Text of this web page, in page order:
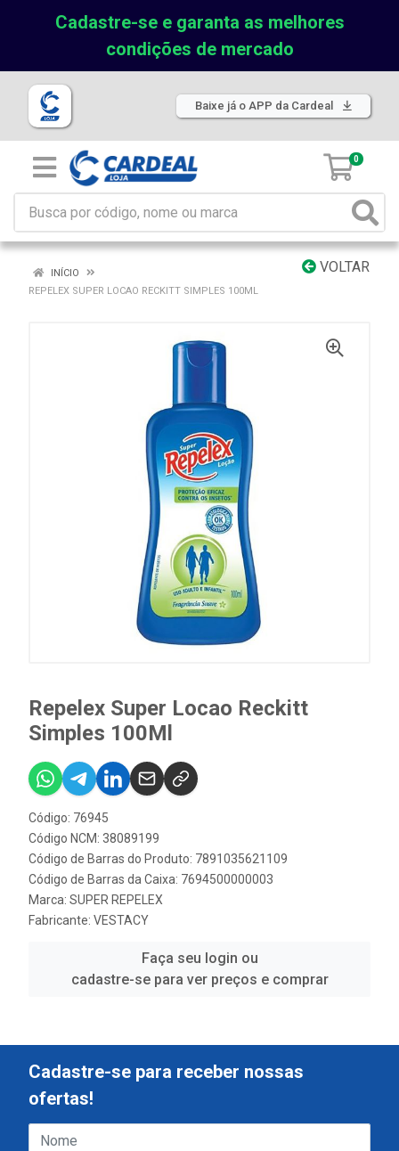
Cadastre-se e garanta as melhores
condições de mercado
Baixe já o APP da Cardeal
0
VOLTAR
INÍCIO
REPELEX SUPER LOCAO RECKITT SIMPLES 100ML
Repelex Super Locao Reckitt
Simples 100Ml
Código: 76945
Código NCM: 38089199
Código de Barras do Produto: 7891035621109
Código de Barras da Caixa: 7694500000003
Marca: SUPER REPELEX
Fabricante: VESTACY
Faça seu login ou
cadastre-se para ver preços e comprar
Cadastre-se para receber nossas
ofertas!